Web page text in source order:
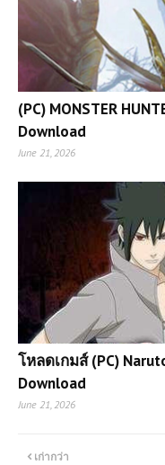
(PC) MONSTER
Download
June 21, 2026
โหลดเกมส์ (PC)
Download
June 21, 2026
เก่ากว่า